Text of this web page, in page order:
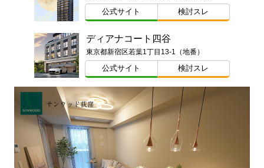
公式サイト 検討スレ
ディアナコート四谷
東京都新宿区若葉1丁目13-1（地番）
公式サイト 検討スレ